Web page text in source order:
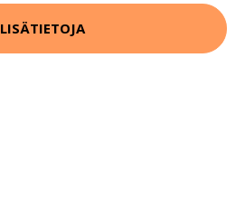
LISÄTIETOJA